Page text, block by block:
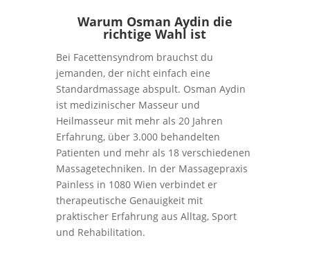
Warum Osman Aydin die
richtige Wahl ist
Bei Facettensyndrom brauchst du
jemanden, der nicht einfach eine
Standardmassage abspult. Osman Aydin
ist medizinischer Masseur und
Heilmasseur mit mehr als 20 Jahren
Erfahrung, über 3.000 behandelten
Patienten und mehr als 18 verschiedenen
Massagetechniken. In der Massagepraxis
Painless in 1080 Wien verbindet er
therapeutische Genauigkeit mit
praktischer Erfahrung aus Alltag, Sport
und Rehabilitation.